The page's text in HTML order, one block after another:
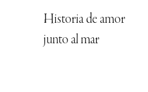
Historia de amor
junto al mar